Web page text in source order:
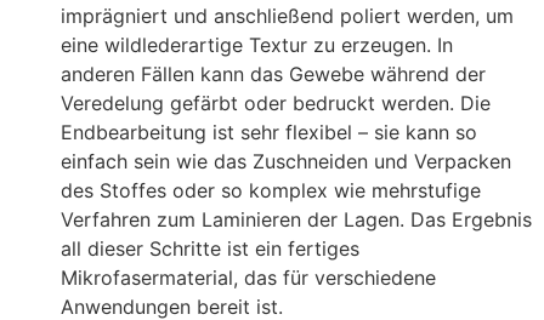
imprägniert und anschließend poliert werden, um
eine wildlederartige Textur zu erzeugen. In
anderen Fällen kann das Gewebe während der
Veredelung gefärbt oder bedruckt werden. Die
Endbearbeitung ist sehr flexibel – sie kann so
einfach sein wie das Zuschneiden und Verpacken
des Stoffes oder so komplex wie mehrstufige
Verfahren zum Laminieren der Lagen. Das Ergebnis
all dieser Schritte ist ein fertiges
Mikrofasermaterial, das für verschiedene
Anwendungen bereit ist.